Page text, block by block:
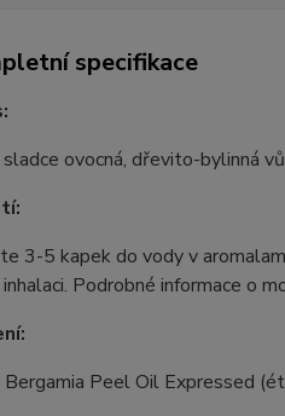
specifikace
sladce ovocná, dřevito-bylinná
3-5 kapek do vody v
Podrobné informace o
Bergamia Peel Oil Expressed